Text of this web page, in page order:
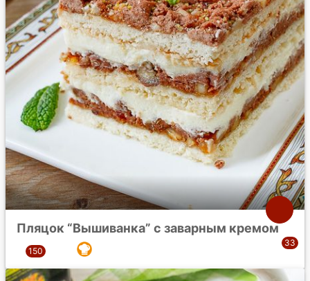
Пляцок “Вышиванка” с заварным кремом